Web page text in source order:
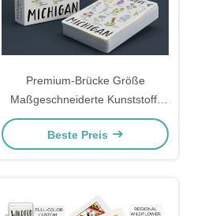
Premium-Brücke Größe
Maßgeschneiderte Kunststoff-
Spielkarten Professionelle Deck
mit Custom-Logo-Druck und
Beste Preis